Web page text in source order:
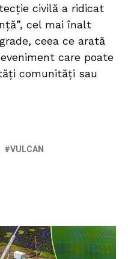
civilă a ridicat
cel mai înalt
ceea ce arată
care poate
comunități sau
VULCAN